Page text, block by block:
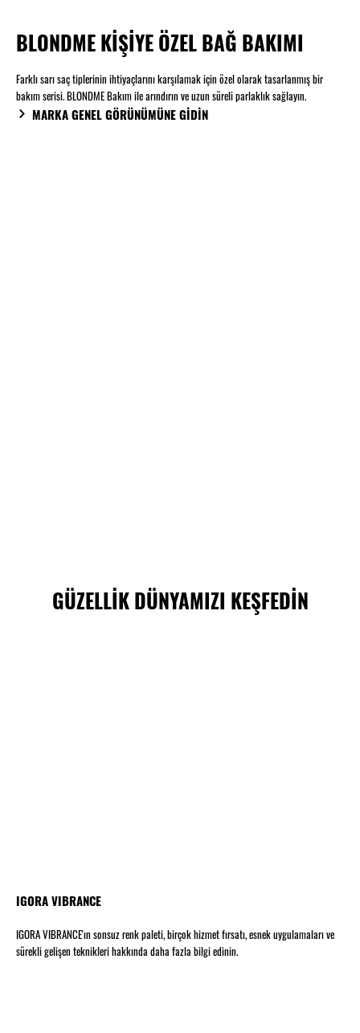
BLONDME KİŞİYE ÖZEL BAĞ BAKIMI
Farklı sarı saç tiplerinin ihtiyaçlarını karşılamak için özel olarak tasarlanmış bir
bakım serisi. BLONDME Bakım ile arındırın ve uzun süreli parlaklık sağlayın.
MARKA GENEL GÖRÜNÜMÜNE GİDİN
GÜZELLİK DÜNYAMIZI KEŞFEDİN
IGORA VIBRANCE
IGORA VIBRANCE'ın sonsuz renk paleti, birçok hizmet fırsatı, esnek uygulamaları ve
sürekli gelişen teknikleri hakkında daha fazla bilgi edinin.